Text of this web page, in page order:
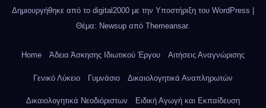
Δημιουργήθηκε από το digital2000 με την Υποστήριξη του WordPress
Θέμα: Newsup από Themeansar.
Home Άδεια Άσκησης Ιδιωτικού Έργου Αιτήσεις Αναγνώρισης
Γενικό Λύκειο Γυμνάσιο Δικαιολογητικά Αναπληρωτών
Δικαιολογητικά Νεοδιόριστων Ειδική Αγωγή και Εκπαίδευση